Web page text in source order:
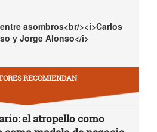
asombros<br/><i>Carlos
y Jorge Alonso</i>
RECOMIENDAN
el atropello como